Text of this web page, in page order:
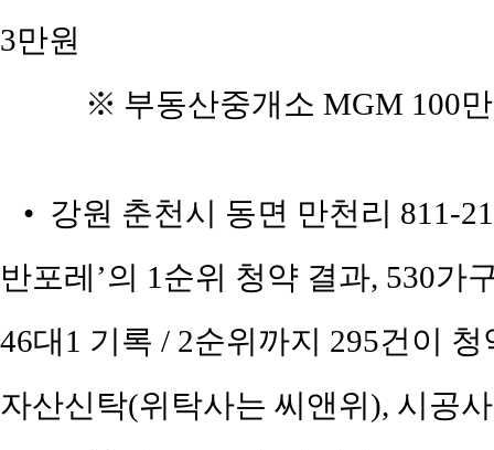
3만원
※ 부동산중개소 MGM 100
• 강원 춘천시 동면 만천리 811-
반포레’의 1순위 청약 결과, 530가
46대1 기록 / 2순위까지 295건이
자산신탁(위탁사는 씨앤위), 시공